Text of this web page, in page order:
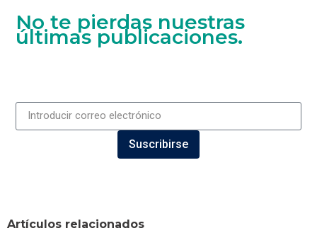
No te pierdas nuestras
últimas publicaciones.
Suscribirse
Artículos relacionados